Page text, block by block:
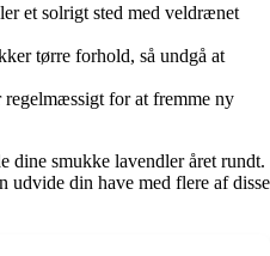
et solrigt sted med veldrænet
tørre forhold, så undgå at
for at fremme ny
dine smukke lavendler året rundt.
udvide din have med flere af disse